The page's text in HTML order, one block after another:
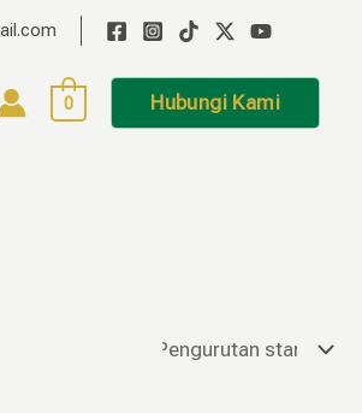
0 Hubungi Kami